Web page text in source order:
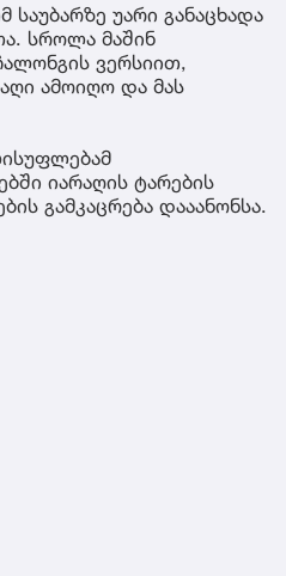
საუბარზე უარი განაცხადა
სროლა მაშინ
ვერსიით,
ამოიღო და მას
იარაღის ტარების
გამკაცრება დააანონსა.